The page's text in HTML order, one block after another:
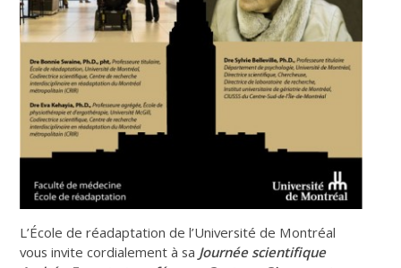
L’École de réadaptation de l’Université de Montréal
vous invite cordialement à sa Journée scientifique